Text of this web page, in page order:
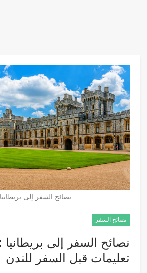
نصائح السفر إلى بريطانيا
نصائح السفر
تعليمات قبل السفر للندن